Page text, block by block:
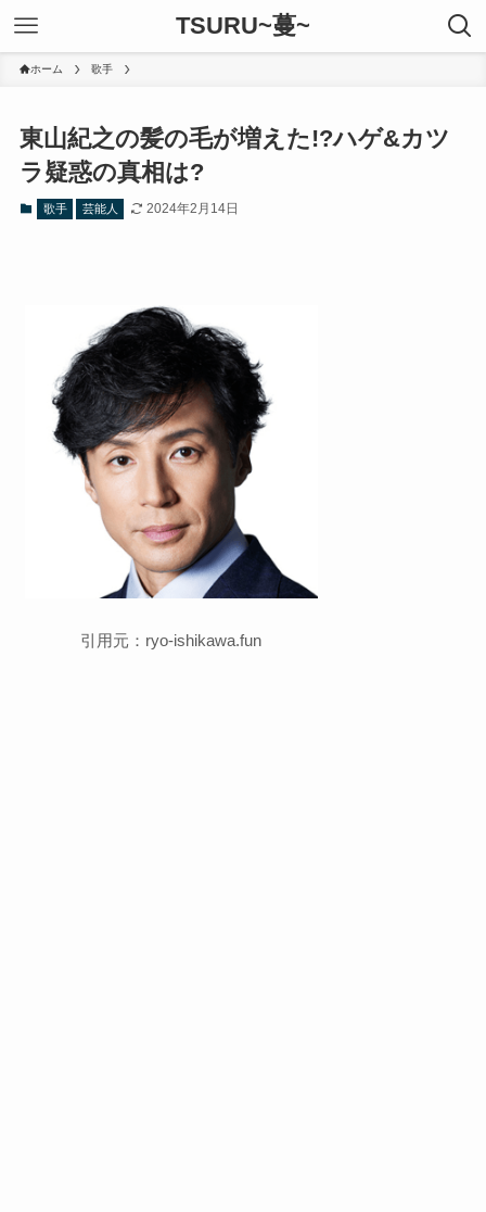
TSURU~蔓~
ホーム 歌手
東山紀之の髪の毛が増えた!?ハゲ&カツ
ラ疑惑の真相は?
歌手 芸能人 2024年2月14日
引用元：ryo-ishikawa.fun